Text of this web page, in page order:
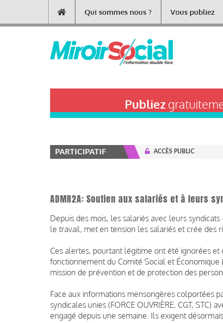
contenu
Main
navigation
Qui sommes nous ? Vous publiez
Publiez
PARTICIPATIF ACCÈS PUBLIC
ADMR2A: Soutien aux salariés et à leurs
Depuis des mois, les salariés avec leurs
le travail, met en tension les salariés et crée des
Ces alertes, pourtant légitime ont été ignorées
fonctionnement du Comité Social et
mission de prévention et de protection des
Face aux informations mensongères colportées
syndicales unies (FORCE OUVRIÈRE, CGT,
engagé depuis une semaine. Ils exigent